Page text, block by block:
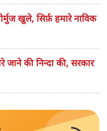
खुले, सिर्फ़ हमारे नाविक
जाने की निन्दा की, सरकार